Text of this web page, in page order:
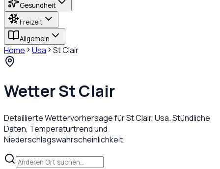
Gesundheit
Freizeit
Allgemein
Home Usa St Clair
WetterSt Clair
Detaillierte Wettervorhersage fürSt Clair, Usa. Stündliche
Daten, Temperaturtrend und
Niederschlagswahrscheinlichkeit.